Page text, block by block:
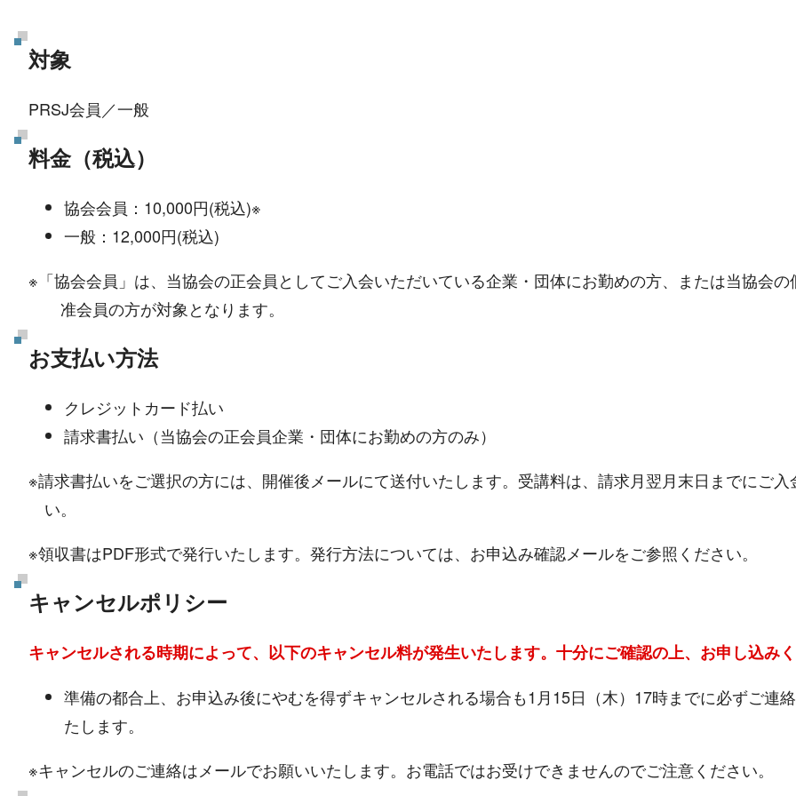
対象
PRSJ会員／一般
料金（税込）
協会会員：10,000円(税込)※
一般：12,000円(税込)
※「協会会員」は、当協会の正会員としてご入会いただいている企業・団体にお勤めの方、または当協会の
准会員の方が対象となります。
お支払い方法
クレジットカード払い
請求書払い（当協会の正会員企業・団体にお勤めの方のみ）
※請求書払いをご選択の方には、開催後メールにて送付いたします。受講料は、請求月翌月末日までにご入
い。
※領収書はPDF形式で発行いたします。発行方法については、お申込み確認メールをご参照ください。
キャンセルポリシー
キャンセルされる時期によって、以下のキャンセル料が発生いたします。十分にご確認の上、お申し込みく
準備の都合上、お申込み後にやむを得ずキャンセルされる場合も1月15日（木）17時までに必ずご連
たします。
※キャンセルのご連絡はメールでお願いいたします。お電話ではお受けできませんのでご注意ください。